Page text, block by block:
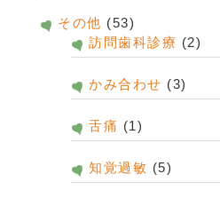
その他 (53)
訪問歯科診療 (2)
かみ合わせ (3)
舌痛 (1)
知覚過敏 (5)